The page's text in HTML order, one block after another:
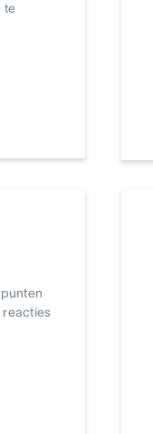
te
reacties